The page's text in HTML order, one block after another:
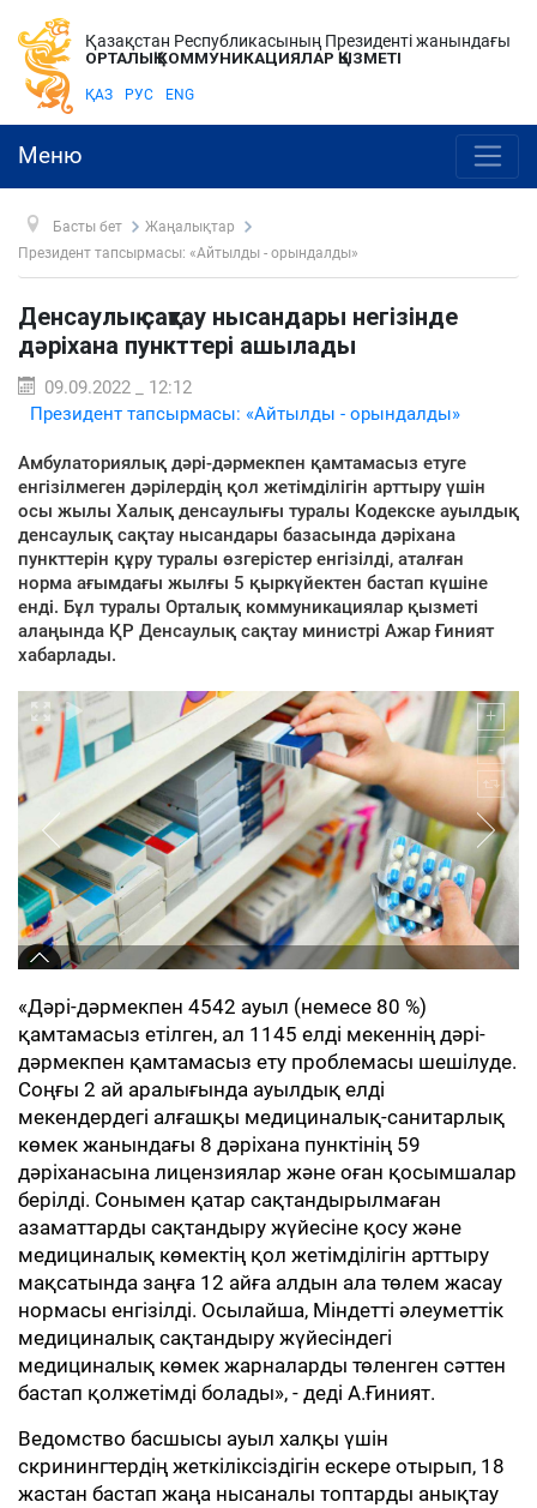
Қазақстан Республикасының Президенті жанындағы
ОРТАЛЫҚ КОММУНИКАЦИЯЛАР ҚЫЗМЕТІ
ҚАЗ РУС ENG
Меню
Басты бет
Жаңалықтар
Президент тапсырмасы: «Айтылды - орындалды»
Денсаулық сақтау нысандары негізінде
дәріхана пункттері ашылады
09.09.2022 _ 12:12
Президент тапсырмасы: «Айтылды - орындалды»
Амбулаториялық дәрі-дәрмекпен қамтамасыз етуге
енгізілмеген дәрілердің қол жетімділігін арттыру үшін
осы жылы Халық денсаулығы туралы Кодекске ауылдық
денсаулық сақтау нысандары базасында дәріхана
пункттерін құру туралы өзгерістер енгізілді, аталған
норма ағымдағы жылғы 5 қыркүйектен бастап күшіне
енді. Бұл туралы Орталық коммуникациялар қызметі
алаңында ҚР Денсаулық сақтау министрі Ажар Ғиният
хабарлады.
«Дәрі-дәрмекпен 4542 ауыл (немесе 80 %)
қамтамасыз етілген, ал 1145 елді мекеннің дәрі-
дәрмекпен қамтамасыз ету проблемасы шешілуде.
Соңғы 2 ай аралығында ауылдық елді
мекендердегі алғашқы медициналық-санитарлық
көмек жанындағы 8 дәріхана пунктінің 59
дәріханасына лицензиялар және оған қосымшалар
берілді. Сонымен қатар сақтандырылмаған
азаматтарды сақтандыру жүйесіне қосу және
медициналық көмектің қол жетімділігін арттыру
мақсатында заңға 12 айға алдын ала төлем жасау
нормасы енгізілді. Осылайша, Міндетті әлеуметтік
медициналық сақтандыру жүйесіндегі
медициналық көмек жарналарды төленген сәттен
бастап қолжетімді болады», - деді А.Ғиният.
Ведомство басшысы ауыл халқы үшін
скринингтердің жеткіліксіздігін ескере отырып, 18
жастан бастап жаңа нысаналы топтарды анықтау